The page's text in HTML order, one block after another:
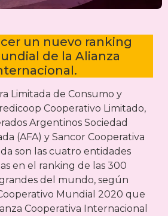
un nuevo ranking
de la Alianza
Limitada de Consumo y
Cooperativo Limitado,
Argentinos Sociedad
(AFA) y Sancor Cooperativa
son las cuatro entidades
en el ranking de las 300
del mundo, según
Mundial 2020 que
Cooperativa Internacional